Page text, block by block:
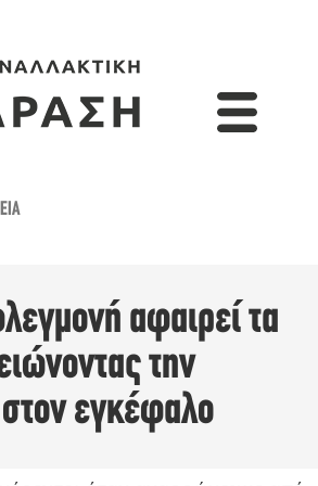
αφαιρεί τα
την
εγκέφαλο